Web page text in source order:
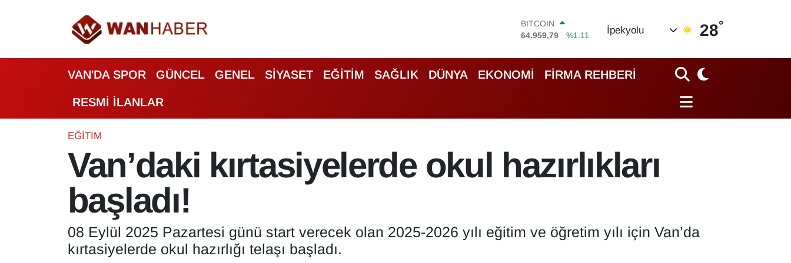
DOLAR
47,7436
%0.18
55,2510
%0.32
STERLİN
64,4811
%0.38
BİST100
%1.11
İpekyolu 28°
VAN'DA SPOR GÜNCEL GENEL SİYASET EĞİTİM SAĞLIK DÜNYA EKONOMİ FİRMA REHBERİ
RESMİ İLANLAR
EĞİTİM
Van’daki kırtasiyelerde okul hazırlıkları
başladı!
08 Eylül 2025 Pazartesi günü start verecek olan 2025-2026 yılı eğitim ve öğretim yılı için Van’da
kırtasiyelerde okul hazırlığı telaşı başladı.
ASAYİŞ
BİLİM VE TEKNOLOJİ
Biyografi
Bölge Haberleri
Deprem
Dernekler, Odalar
Van Nöbetçi Eczaneler
Van Hava Durumu
Van Namaz Vakitleri
Van Trafik Yoğunluk Haritası
Süper Lig Puan Durumu ve Fikstür
Tüm Manşetler
Son Dakika Haberleri
Haber Arşivi